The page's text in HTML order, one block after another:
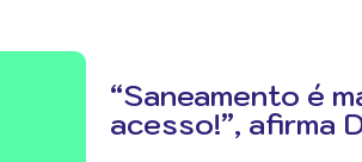
“Saneamento é
acesso!”, afirma